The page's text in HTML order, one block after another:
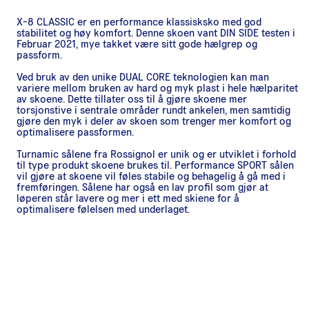
X-8 CLASSIC er en performance klassisksko med god
stabilitet og høy komfort. Denne skoen vant DIN SIDE testen i
Februar 2021, mye takket være sitt gode hælgrep og
passform.
Ved bruk av den unike DUAL CORE teknologien kan man
variere mellom bruken av hard og myk plast i hele hælparitet
av skoene. Dette tillater oss til å gjøre skoene mer
torsjonstive i sentrale områder rundt ankelen, men samtidig
gjøre den myk i deler av skoen som trenger mer komfort og
optimalisere passformen.
Turnamic sålene fra Rossignol er unik og er utviklet i forhold
til type produkt skoene brukes til. Performance SPORT sålen
vil gjøre at skoene vil føles stabile og behagelig å gå med i
fremføringen. Sålene har også en lav profil som gjør at
løperen står lavere og mer i ett med skiene for å
optimalisere følelsen med underlaget.